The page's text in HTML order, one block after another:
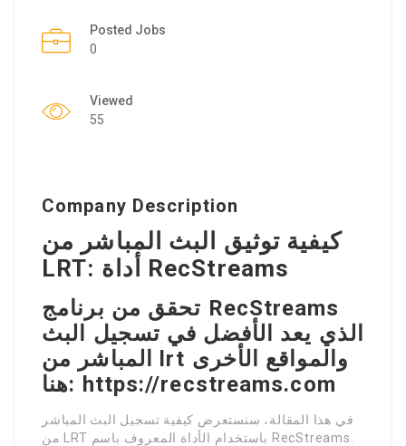
Posted Jobs
0
Viewed
55
Company Description
كيفية توثيق البث المباشر من
LRT: أداة RecStreams
تحقق من برنامج RecStreams
الذي يعد الأفضل في تسجيل البث
المباشر من lrt والمواقع الأخرى
هنا: https://recstreams.com
في هذا المقالة، سنستعرض كيفية تسجيل البث المباشر
من LRT باستخدام الأداة المعروف باسم RecStreams.